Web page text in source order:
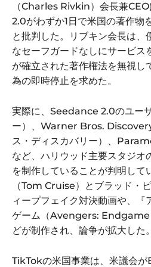
（Charles Rivkin）会長兼
2.0がわずか1日で米国の著作物
と批判した。リブキン会長は、
なセーフガードなしにサービ
が確立された著作権法を無視し
為の即時停止を求めた。
実際に、Seedance 2.0のユー
ー）、Warner Bros.
ス・ディスカバリー）、
など、ハリウッド主要スタジオ
を制作していることが判明して
（Tom Cruise）とブラッド・
ィープフェイク対決動画や、『
ゲーム（Avengers: Endgame
どが制作され、論争が拡大した。
TikTokの米国事業は、米議会